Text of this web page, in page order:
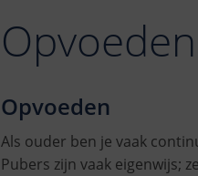
Opvoeden
Als ouder ben je vaak
Pubers zijn vaak eigenwijs;